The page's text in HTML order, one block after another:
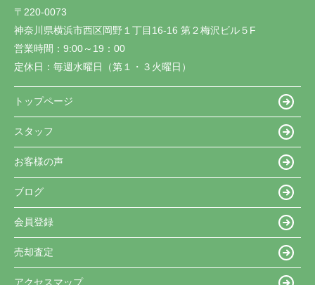
〒220-0073
神奈川県横浜市西区岡野１丁目16-16 第２梅沢ビル５F
営業時間： 9:00～19：00
定休日： 毎週水曜日（第１・３火曜日）
トップページ
スタッフ
お客様の声
ブログ
会員登録
売却査定
アクセスマップ